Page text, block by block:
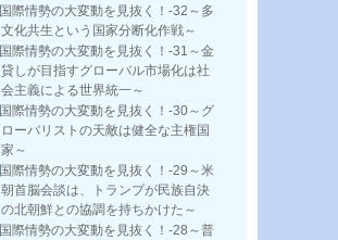
国際情勢の大変動を見抜く！-32～多
文化共生という国家分断化作戦～
国際情勢の大変動を見抜く！-31～金
貸しが目指すグローバル市場化は社
会主義による世界統一～
国際情勢の大変動を見抜く！-30～グ
ローバリストの天敵は健全な主権国
家～
国際情勢の大変動を見抜く！-29～米
朝首脳会談は、トランプが民族自決
の北朝鮮との協調を持ちかけた～
国際情勢の大変動を見抜く！-28～普